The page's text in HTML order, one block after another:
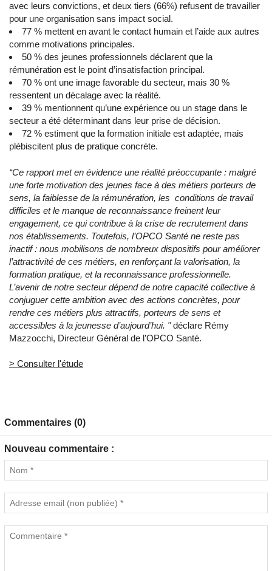
avec leurs convictions, et deux tiers (66%) refusent de travailler
pour une organisation sans impact social.
77 % mettent en avant le contact humain et l’aide aux autres
comme motivations principales.
50 % des jeunes professionnels déclarent que la
rémunération est le point d’insatisfaction principal.
70 % ont une image favorable du secteur, mais 30 %
ressentent un décalage avec la réalité.
39 % mentionnent qu’une expérience ou un stage dans le
secteur a été déterminant dans leur prise de décision.
72 % estiment que la formation initiale est adaptée, mais
plébiscitent plus de pratique concrète.
“Ce rapport met en évidence une réalité préoccupante : malgré
une forte motivation des jeunes face à des métiers porteurs de
sens, la faiblesse de la rémunération, les conditions de travail
difficiles et le manque de reconnaissance freinent leur
engagement, ce qui contribue à la crise de recrutement dans
nos établissements. Toutefois, l’OPCO Santé ne reste pas
inactif : nous mobilisons de nombreux dispositifs pour améliorer
l’attractivité de ces métiers, en renforçant la valorisation, la
formation pratique, et la reconnaissance professionnelle.
L’avenir de notre secteur dépend de notre capacité collective à
conjuguer cette ambition avec des actions concrètes, pour
rendre ces métiers plus attractifs, porteurs de sens et
accessibles à la jeunesse d’aujourd’hui. "déclare Rémy
Mazzocchi, Directeur Général de l’OPCO Santé.
> Consulter l'étude
Commentaires (0)
Nouveau commentaire :